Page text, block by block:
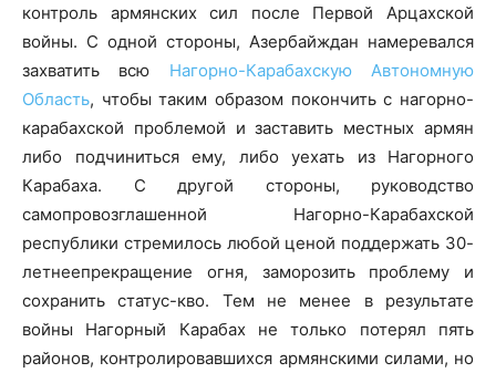
контроль армянских сил после Первой Арцахской
войны. С одной стороны, Азербайждан намеревался
захватить всю Нагорно-Карабахскую Автономную
Область, чтобы таким образом покончить с нагорно-
карабахской проблемой и заставить местных армян
либо подчиниться ему, либо уехать из Нагорного
Карабаха. С другой стороны, руководство
самопровозглашенной Нагорно-Карабахской
республики стремилось любой ценой поддержать 30-
летнеепрекращение огня, заморозить проблему и
сохранить статус-кво. Тем не менее в результате
войны Нагорный Карабах не только потерял пять
районов, контролировавшихся армянскими силами, но